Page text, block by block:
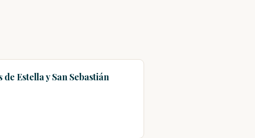
Estella y San Sebastián